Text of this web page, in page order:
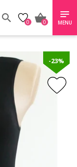
0 0 MENU
-23%